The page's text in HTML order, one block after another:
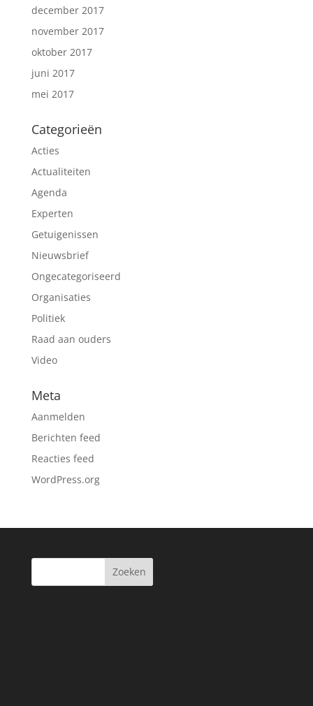
december 2017
november 2017
oktober 2017
juni 2017
mei 2017
Categorieën
Acties
Actualiteiten
Agenda
Experten
Getuigenissen
Nieuwsbrief
Ongecategoriseerd
Organisaties
Politiek
Raad aan ouders
Video
Meta
Aanmelden
Berichten feed
Reacties feed
WordPress.org